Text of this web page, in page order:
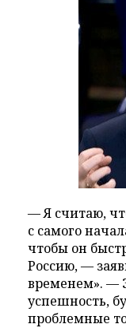
— Я считаю,
с самого
чтобы он
Россию, —
временем». —
успешность,
проблемные